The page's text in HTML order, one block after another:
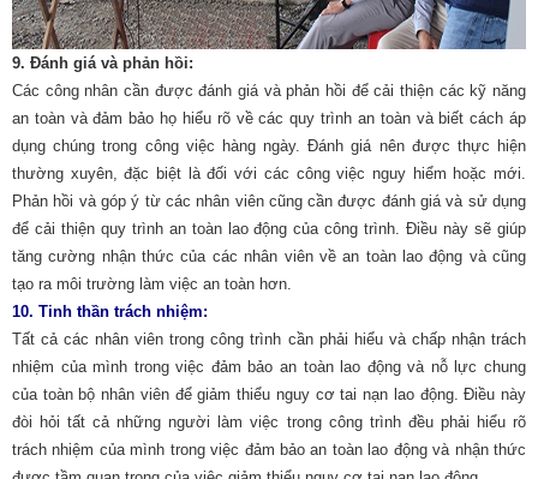
9. Đánh giá và phản hồi:
Các công nhân cần được đánh giá và phản hồi để cải thiện các kỹ năng
an toàn và đảm bảo họ hiểu rõ về các quy trình an toàn và biết cách áp
dụng chúng trong công việc hàng ngày. Đánh giá nên được thực hiện
thường xuyên, đặc biệt là đối với các công việc nguy hiểm hoặc mới.
Phản hồi và góp ý từ các nhân viên cũng cần được đánh giá và sử dụng
để cải thiện quy trình an toàn lao động của công trình. Điều này sẽ giúp
tăng cường nhận thức của các nhân viên về an toàn lao động và cũng
tạo ra môi trường làm việc an toàn hơn.
10. Tinh thần trách nhiệm:
Tất cả các nhân viên trong công trình cần phải hiểu và chấp nhận trách
nhiệm của mình trong việc đảm bảo an toàn lao động và nỗ lực chung
của toàn bộ nhân viên để giảm thiểu nguy cơ tai nạn lao động. Điều này
đòi hỏi tất cả những người làm việc trong công trình đều phải hiểu rõ
trách nhiệm của mình trong việc đảm bảo an toàn lao động và nhận thức